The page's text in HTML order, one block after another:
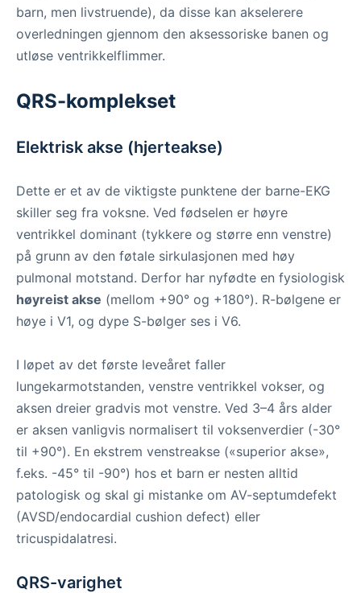
barn, men livstruende), da disse kan akselerere
overledningen gjennom den aksessoriske banen og
utløse ventrikkelflimmer.
QRS-komplekset
Elektrisk akse (hjerteakse)
Dette er et av de viktigste punktene der barne-EKG
skiller seg fra voksne. Ved fødselen er høyre
ventrikkel dominant (tykkere og større enn venstre)
på grunn av den føtale sirkulasjonen med høy
pulmonal motstand. Derfor har nyfødte en fysiologisk
høyreist akse (mellom +90° og +180°). R-bølgene er
høye i V1, og dype S-bølger ses i V6.
I løpet av det første leveåret faller
lungekarmotstanden, venstre ventrikkel vokser, og
aksen dreier gradvis mot venstre. Ved 3–4 års alder
er aksen vanligvis normalisert til voksenverdier (-30°
til +90°). En ekstrem venstreakse («superior akse»,
f.eks. -45° til -90°) hos et barn er nesten alltid
patologisk og skal gi mistanke om AV-septumdefekt
(AVSD/endocardial cushion defect) eller
tricuspidalatresi.
QRS-varighet